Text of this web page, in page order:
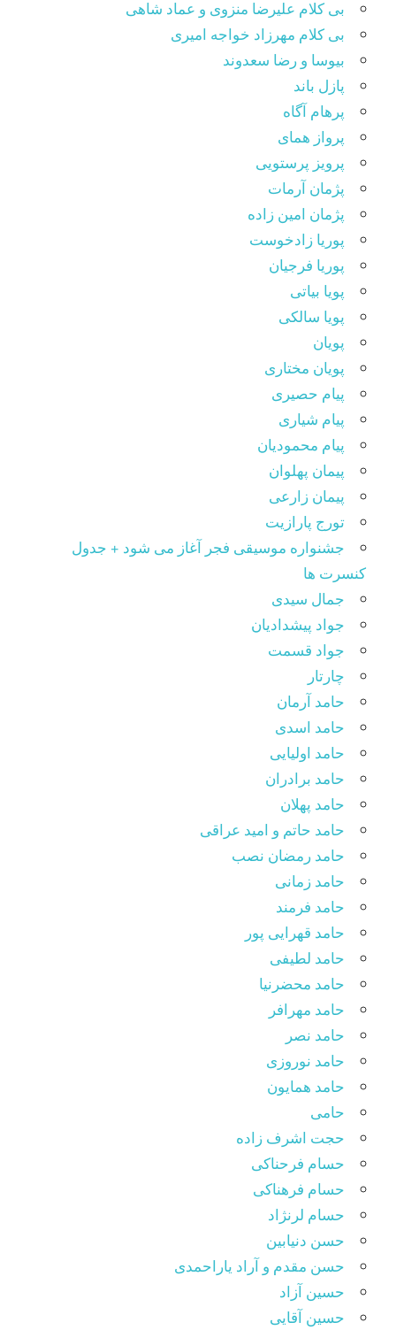
بی کلام علیرضا منزوی و عماد شاهی
بی کلام مهرزاد خواجه امیری
بیوسا و رضا سعدوند
پازل باند
پرهام آگاه
پرواز همای
پرویز پرستویی
پژمان آرمات
پژمان امین زاده
پوریا زادخوست
پوریا فرجیان
پویا بیاتی
پویا سالکی
پویان
پویان مختاری
پیام حصیری
پیام شیاری
پیام محمودیان
پیمان پهلوان
پیمان زارعی
تورج پارازیت
جشنواره موسیقی فجر آغاز می شود + جدول
کنسرت ها
جمال سیدی
جواد پیشدادیان
جواد قسمت
چارتار
حامد آرمان
حامد اسدی
حامد اولیایی
حامد برادران
حامد پهلان
حامد حاتم و امید عراقی
حامد رمضان نصب
حامد زمانی
حامد فرمند
حامد قهرایی پور
حامد لطیفی
حامد محضرنیا
حامد مهرافر
حامد نصر
حامد نوروزی
حامد همایون
حامی
حجت اشرف زاده
حسام فرحناکی
حسام فرهناکی
حسام لرنژاد
حسن دنیابین
حسن مقدم و آراد یاراحمدی
حسین آزاد
حسین آقایی